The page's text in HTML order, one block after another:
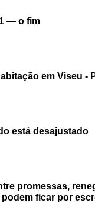
— o fim
em Viseu -
está desajustado
promessas,
ficar por